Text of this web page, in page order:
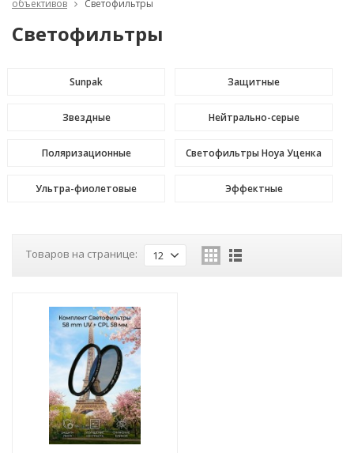
объективов
Светофильтры
Светофильтры
Sunpak Защитные
Звездные Нейтрально-серые
Поляризационные Светофильтры Hoya Уценка
Ультра-фиолетовые Эффектные
Товаров на странице: 12